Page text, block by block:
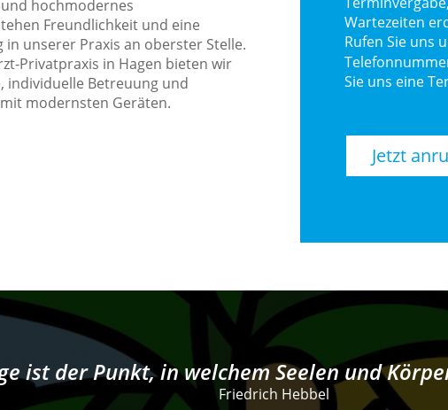
hochmodernes
Freundlichkeit und eine
unserer Praxis an oberster Stelle.
Privatpraxis in Hagen bieten wir
individuelle Betreuung und
modernsten Geräten.
Wartezeiten
Rufen Sie uns
Sie uns eine
Jetzt
ist der Punkt, in welchem Seelen und
Friedrich Hebbel